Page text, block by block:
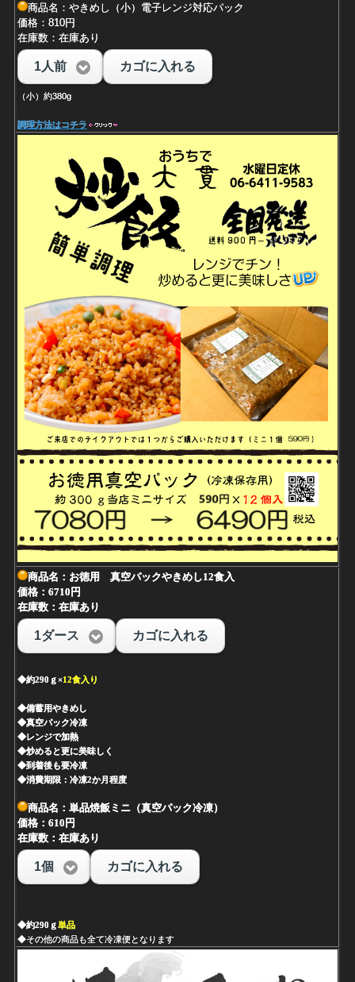
商品名：やきめし（小）電子レンジ対応パック
価格：810円
在庫数：在庫あり
1人前 カゴに入れる
（小）約380g
調理方法はコチラ
商品名：お徳用 真空パックやきめし12食入
価格：6710円
在庫数：在庫あり
1ダース カゴに入れる
◆約290ｇ×12食入り
◆備蓄用やきめし
◆真空パック冷凍
◆レンジで加熱
◆炒めると更に美味しく
◆到着後も要冷凍
◆消費期限：冷凍2か月程度
商品名：単品焼飯ミニ（真空パック冷凍）
価格：610円
在庫数：在庫あり
1個 カゴに入れる
◆約290ｇ単品
◆その他の商品も全て冷凍便となります